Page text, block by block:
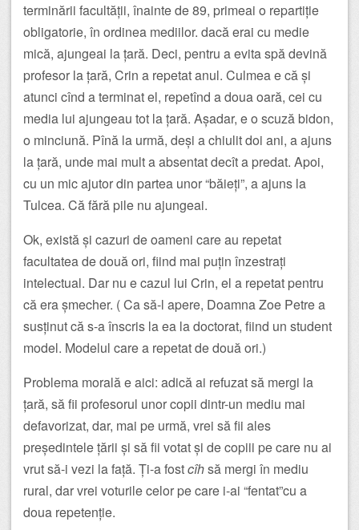
terminării facultății, înainte de 89, primeai o repartiție
obligatorie, în ordinea mediilor. dacă erai cu medie
mică, ajungeai la țară. Deci, pentru a evita spă devină
profesor la țară, Crin a repetat anul. Culmea e că și
atunci cînd a terminat el, repetînd a doua oară, cei cu
media lui ajungeau tot la țară. Așadar, e o scuză bidon,
o minciună. Pînă la urmă, deși a chiulit doi ani, a ajuns
la țară, unde mai mult a absentat decît a predat. Apoi,
cu un mic ajutor din partea unor “băieți”, a ajuns la
Tulcea. Că fără pile nu ajungeai.
Ok, există și cazuri de oameni care au repetat
facultatea de două ori, fiind mai puțin înzestrați
intelectual. Dar nu e cazul lui Crin, el a repetat pentru
că era șmecher. ( Ca să-l apere, Doamna Zoe Petre a
susținut că s-a înscris la ea la doctorat, fiind un student
model. Modelul care a repetat de două ori.)
Problema morală e aici: adică ai refuzat să mergi la
țară, să fii profesorul unor copii dintr-un mediu mai
defavorizat, dar, mai pe urmă, vrei să fii ales
președintele țării și să fii votat și de copiii pe care nu ai
vrut să-i vezi la față. Ți-a fostcîhsă mergi în mediu
rural, dar vrei voturile celor pe care i-ai “fentat”cu a
doua repetenție.